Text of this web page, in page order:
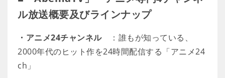
ル放送概要及びラインナップ
・アニメ24チャンネル
：誰もが知っている、
2000年代のヒット作を24時間配信する「アニメ24
ch」